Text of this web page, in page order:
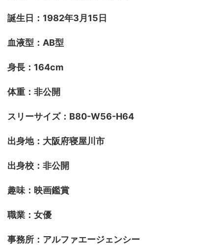
誕生日：1982年3月15日
血液型：AB型
身長：164cm
体重：非公開
スリーサイズ：B80-W56-H64
出身地：大阪府寝屋川市
出身校：非公開
趣味：映画鑑賞
職業：女優
事務所：アルファエージェンシー